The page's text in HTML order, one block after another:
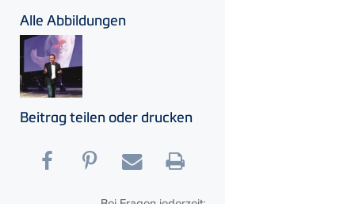
Alle Abbildungen
Beitrag teilen oder drucken